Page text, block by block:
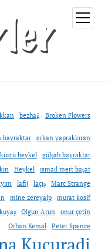
aç
bezhağ Broken Flowers
bayraktar erkan yaprakkıran
heykel
gülşah bayraktar
Heykel
ismail mert başat
lafij laçış
Marc Strange
mine zereyalp
murat kosif
Olgun Arun
onur çetin
Orhan Kemal
Peter Spence
Kuçuradi